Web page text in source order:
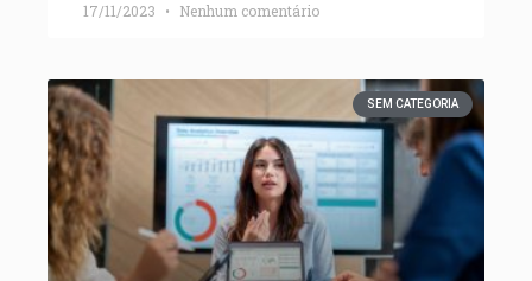
17/11/2023 Nenhum comentário
SEM CATEGORIA